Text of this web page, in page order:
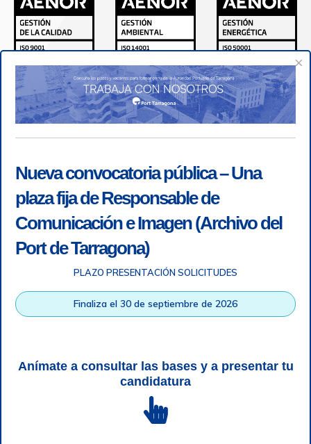
grabación telefónica
| SGSI |
Login
Autoridad Portuaria de Tarragona © Todos los derechos
×
Nueva convocatoria pública – Una
plaza fija de Responsable de
Comunicación e Imagen (Archivo del
Port de Tarragona)
PLAZO PRESENTACIÓN SOLICITUDES
Finaliza el 30 de septiembre de 2026
Anímate a consultar las bases y a presentar tu
candidatura